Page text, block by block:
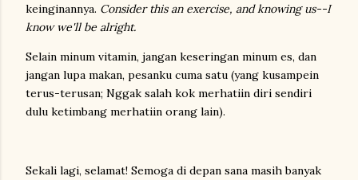
keinginannya. Consider this an exercise, and knowing us--I
know we'll be alright.
Selain minum vitamin, jangan keseringan minum es, dan
jangan lupa makan, pesanku cuma satu (yang kusampein
terus-terusan; Nggak salah kok merhatiin diri sendiri
dulu ketimbang merhatiin orang lain).
Sekali lagi, selamat! Semoga di depan sana masih banyak